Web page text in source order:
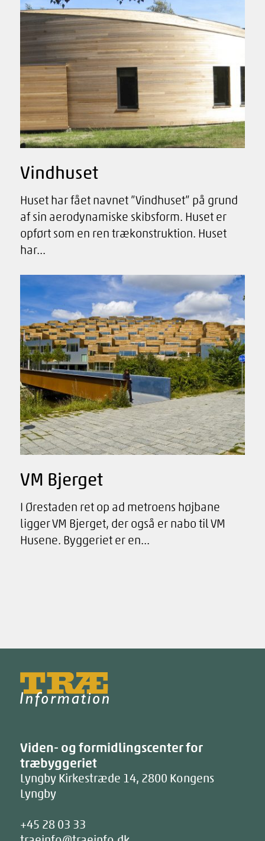
Vindhuset
Huset har fået navnet ”Vindhuset” på grund
af sin aerodynamiske skibsform. Huset er
opført som en ren trækonstruktion. Huset
har...
VM Bjerget
I Ørestaden ret op ad metroens højbane
ligger VM Bjerget, der også er nabo til VM
Husene. Byggeriet er en...
Træinfo
Viden- og formidlingscenter for
træbyggeriet
Lyngby Kirkestræde 14, 2800 Kongens
Lyngby
+45 28 03 33